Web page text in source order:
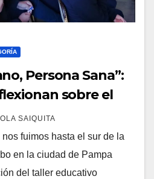
Persona Sana”:
sobre el
SAIQUITA
fuimos hasta el sur de la
en la ciudad de Pampa
del taller educativo